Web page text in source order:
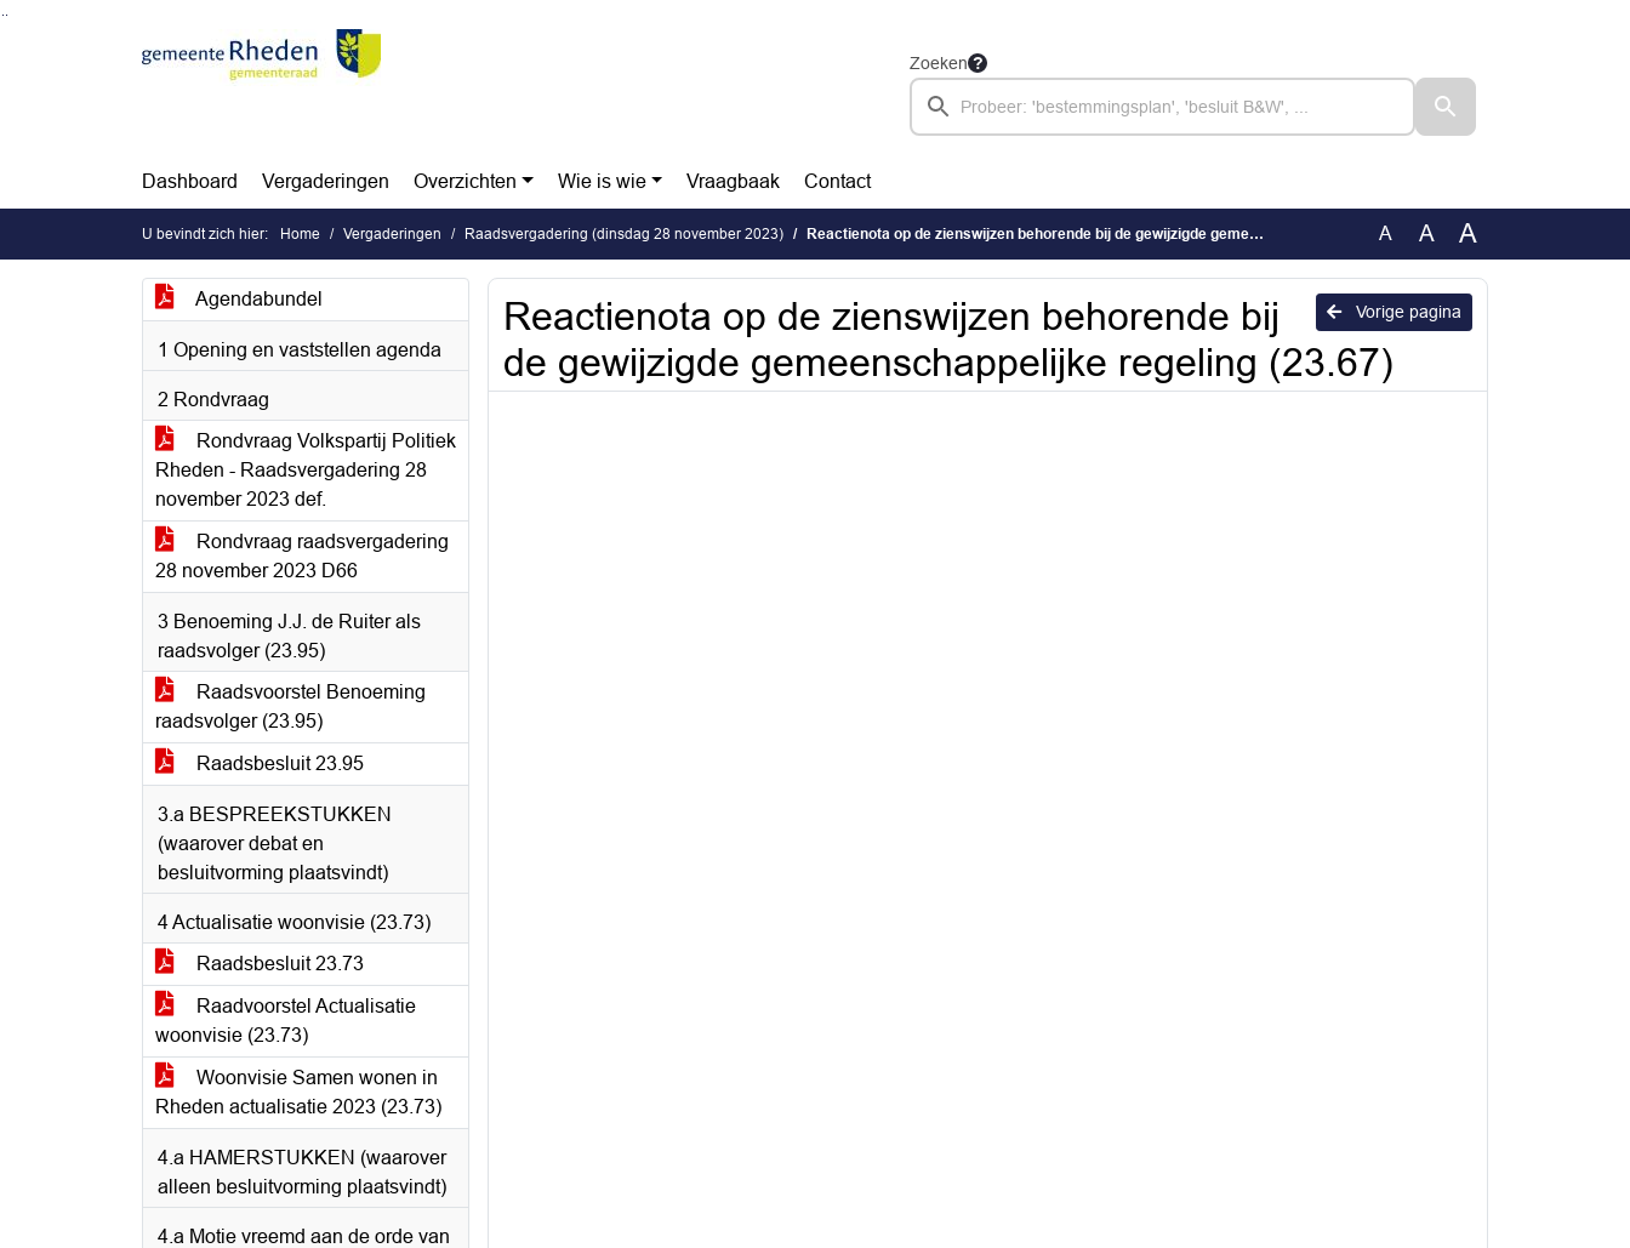
Zoeken
Dashboard Vergaderingen Overzichten Wie is wie Vraagbaak Contact
U bevindt zich hier: Home Vergaderingen Raadsvergadering (dinsdag 28 november 2023) Reactienota op de zienswijzen behorende bij de gewijzigde gemeenschappelijke regeling (23.67) A A A
Agendabundel
1 Opening en vaststellen agenda
2 Rondvraag
Rondvraag Volkspartij Politiek
Rheden - Raadsvergadering 28
november 2023 def.
Rondvraag raadsvergadering
28 november 2023 D66
3 Benoeming J.J. de Ruiter als
raadsvolger (23.95)
Raadsvoorstel Benoeming
raadsvolger (23.95)
Raadsbesluit 23.95
3.a BESPREEKSTUKKEN
(waarover debat en
besluitvorming plaatsvindt)
4 Actualisatie woonvisie (23.73)
Raadsbesluit 23.73
Raadvoorstel Actualisatie
woonvisie (23.73)
Woonvisie Samen wonen in
Rheden actualisatie 2023 (23.73)
4.a HAMERSTUKKEN (waarover
alleen besluitvorming plaatsvindt)
4.a Motie vreemd aan de orde van
Vorige pagina
Reactienota op de zienswijzen behorende bij
de gewijzigde gemeenschappelijke regeling (23.67)